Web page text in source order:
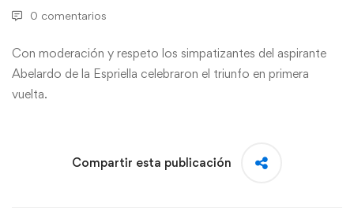
0 comentarios
Con moderación y respeto los simpatizantes del aspirante
Abelardo de la Espriella celebraron el triunfo en primera
vuelta.
Compartir esta publicación